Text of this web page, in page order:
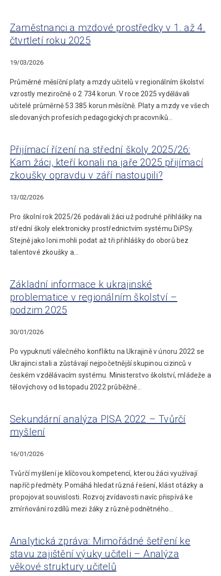
Zaměstnanci a mzdové prostředky v 1. až 4.
čtvrtletí roku 2025
19/03/2026
Průměrné měsíční platy a mzdy učitelů v regionálním školství
vzrostly meziročně o 2 734 korun. V roce 2025 vydělávali
učitelé průměrně 53 385 korun měsíčně. Platy a mzdy ve všech
sledovaných profesích pedagogických pracovníků…
Přijímací řízení na střední školy 2025/26:
Kam žáci, kteří konali na jaře 2025 přijímací
zkoušky opravdu v září nastoupili?
13/02/2026
Pro školní rok 2025/26 podávali žáci už podruhé přihlášky na
střední školy elektronicky prostřednictvím systému DiPSy.
Stejně jako loni mohli podat až tři přihlášky do oborů bez
talentové zkoušky a…
Základní informace k ukrajinské
problematice v regionálním školství –
podzim 2025
30/01/2026
Po vypuknutí válečného konfliktu na Ukrajině v únoru 2022 se
Ukrajinci stali a zůstávají nejpočetnější skupinou cizinců v
českém vzdělávacím systému. Ministerstvo školství, mládeže a
tělovýchovy od listopadu 2022 průběžně…
Sekundární analýza PISA 2022 – Tvůrčí
myšlení
16/01/2026
Tvůrčí myšlení je klíčovou kompetencí, kterou žáci využívají
napříč předměty. Pomáhá hledat různá řešení, klást otázky a
propojovat souvislosti. Rozvoj zvídavosti navíc přispívá ke
zmírňování rozdílů mezi žáky z různě podnětného…
Analytická zpráva: Mimořádné šetření ke
stavu zajištění výuky učiteli – Analýza
věkové struktury učitelů